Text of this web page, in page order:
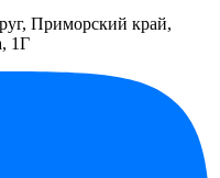
Приморский край,
1Г